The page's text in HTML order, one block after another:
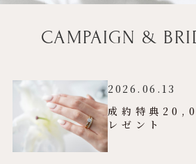
CAMPAIGN &
2026.06.13
成約特典
レゼント